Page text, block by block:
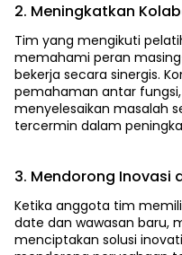
2. Meningkatkan
Tim yang mengikuti
memahami peran
bekerja secara sinergis.
pemahaman antar
menyelesaikan masalah
tercermin dalam
3. Mendorong Inovasi
Ketika anggota tim
date dan wawasan baru,
menciptakan solusi